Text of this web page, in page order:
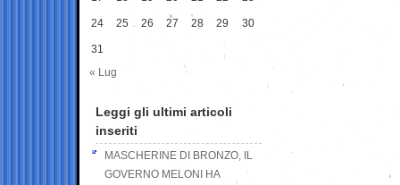
24 25 26 27 28 29 30
31
« Lug
Leggi gli ultimi articoli
inseriti
MASCHERINE DI BRONZO, IL
GOVERNO MELONI HA